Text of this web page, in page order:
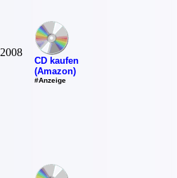
2008
CD kaufen
(Amazon)
#Anzeige